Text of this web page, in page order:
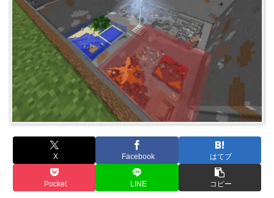
X Facebook はてブ
Pocket LINE コピー